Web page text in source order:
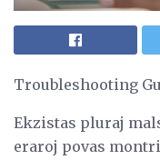
Troubleshooting
Ekzistas pluraj
eraroj povas